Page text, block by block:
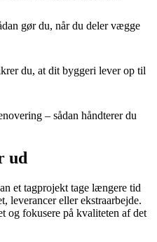
gør du, når du deler vægge
du, at dit byggeri lever op til
– sådan håndterer du
ud
et tagprojekt tage længere tid
leverancer eller ekstraarbejde.
og fokusere på kvaliteten af det